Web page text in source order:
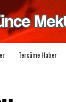
Tercüme Haber